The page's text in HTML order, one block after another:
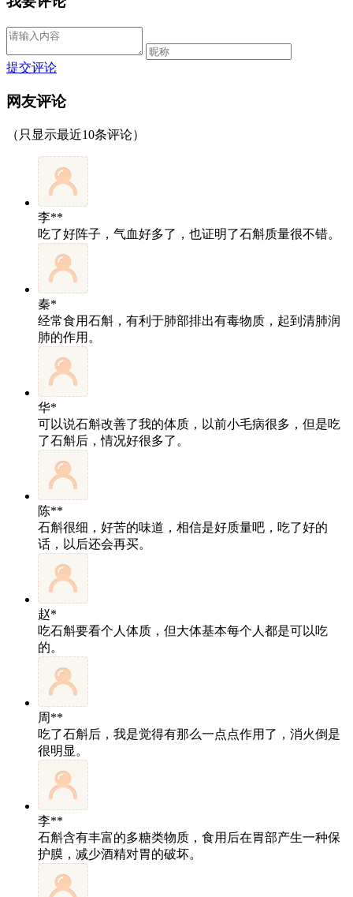
提交评论
网友评论
（只显示最近10条评论）
李**
吃了好阵子，气血好多了，也证明了石斛质量很不错。
秦*
经常食用石斛，有利于肺部排出有毒物质，起到清肺润
肺的作用。
华*
可以说石斛改善了我的体质，以前小毛病很多，但是吃
了石斛后，情况好很多了。
陈**
石斛很细，好苦的味道，相信是好质量吧，吃了好的
话，以后还会再买。
赵*
吃石斛要看个人体质，但大体基本每个人都是可以吃
的。
周**
吃了石斛后，我是觉得有那么一点点作用了，消火倒是
很明显。
李**
石斛含有丰富的多糖类物质，食用后在胃部产生一种保
护膜，减少酒精对胃的破坏。